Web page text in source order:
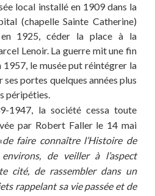
local installé en 1909 dans la
(chapelle Sainte Catherine)
1925, céder la place à la
Lenoir. La guerre mit une fin
le musée put réintégrer la
portes quelques années plus
péripéties.
1947, la société cessa toute
par Robert Faller le 14 mai
de faire connaître l’Histoire de
de veiller à l’aspect
cité, de rassembler dans un
rappelant sa vie passée et de